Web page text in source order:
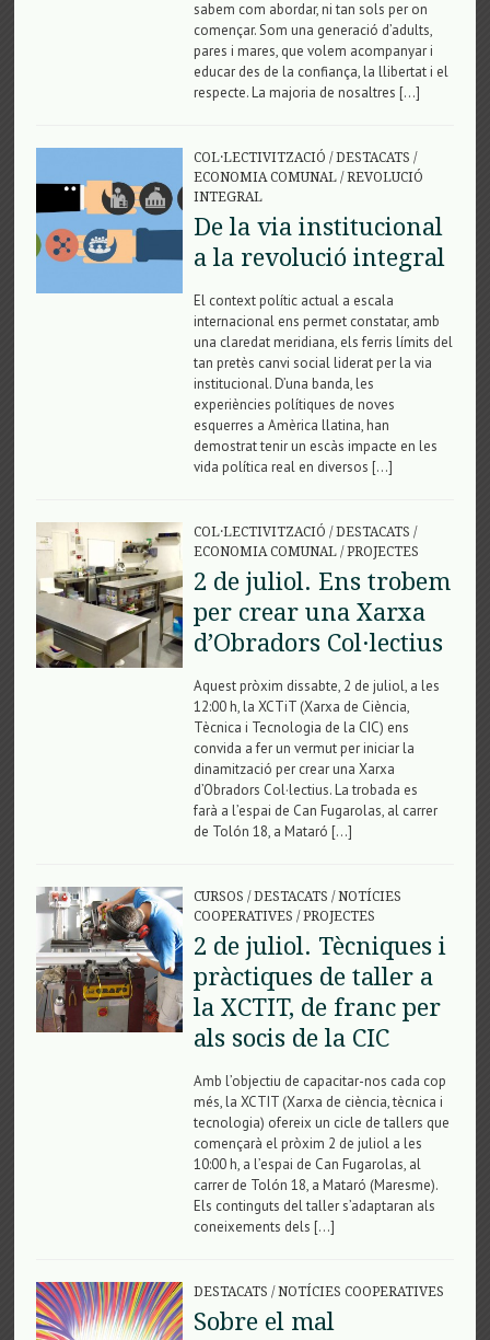
sabem com abordar, ni tan sols per on
començar. Som una generació d’adults,
pares i mares, que volem acompanyar i
educar des de la confiança, la llibertat i el
respecte. La majoria de nosaltres […]
COL·LECTIVITZACIÓ /DESTACATS /
ECONOMIA COMUNAL/REVOLUCIÓ
INTEGRAL
De la via institucional
a la revolució integral
El context polític actual a escala
internacional ens permet constatar, amb
una claredat meridiana, els ferris límits del
tan pretès canvi social liderat per la via
institucional. D’una banda, les
experiències polítiques de noves
esquerres a Amèrica llatina, han
demostrat tenir un escàs impacte en les
vida política real en diversos […]
COL·LECTIVITZACIÓ /DESTACATS /
ECONOMIA COMUNAL/PROJECTES
2 de juliol. Ens trobem
per crear una Xarxa
d’Obradors Col·lectius
Aquest pròxim dissabte, 2 de juliol, a les
12:00 h, la XCTiT (Xarxa de Ciència,
Tècnica i Tecnologia de la CIC) ens
convida a fer un vermut per iniciar la
dinamització per crear una Xarxa
d’Obradors Col·lectius. La trobada es
farà a l’espai de Can Fugarolas, al carrer
de Tolón 18, a Mataró […]
CURSOS /DESTACATS /NOTÍCIES
COOPERATIVES /PROJECTES
2 de juliol. Tècniques i
pràctiques de taller a
la XCTIT, de franc per
als socis de la CIC
Amb l’objectiu de capacitar-nos cada cop
més, la XCTIT (Xarxa de ciència, tècnica i
tecnologia) ofereix un cicle de tallers que
començarà el pròxim 2 de juliol a les
10:00 h, a l’espai de Can Fugarolas, al
carrer de Tolón 18, a Mataró (Maresme).
Els continguts del taller s’adaptaran als
coneixements dels […]
DESTACATS /NOTÍCIES COOPERATIVES
Sobre el mal